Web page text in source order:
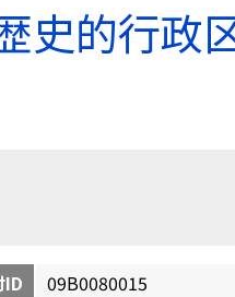
史的行政
ID
09B0080015